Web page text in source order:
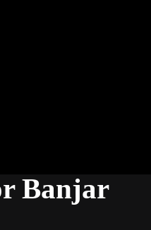
Banjar